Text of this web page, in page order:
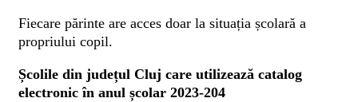
Fiecare părinte are acces doar la situația școlară a
propriului copil.
Școlile din județul Cluj care utilizează catalog
electronic în anul școlar 2023-204